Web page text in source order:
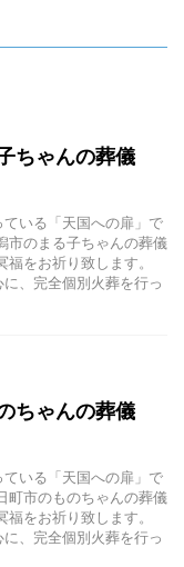
ちゃんの葬儀
いる「天国への扉」で
市のまる子ちゃんの葬儀
をお祈り致します。
、完全個別火葬を行っ
ちゃんの葬儀
いる「天国への扉」で
町市のものちゃんの葬儀
をお祈り致します。
、完全個別火葬を行っ